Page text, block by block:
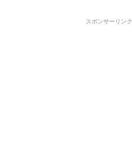
スポンサーリンク